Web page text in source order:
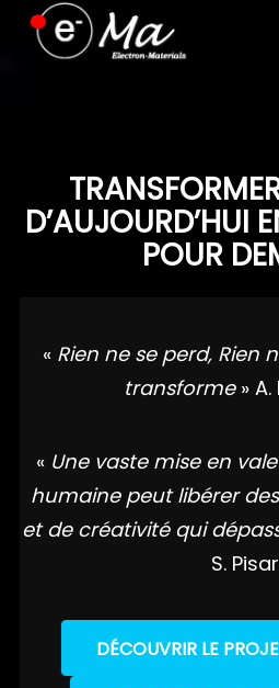
Skip
D’AUJOURD’HUI
POUR
« Rien ne se perd, Rien
transforme »
« Une vaste mise en
humaine peut libérer
et de créativité qui
S. Pisar
DÉCOUVRIR LE